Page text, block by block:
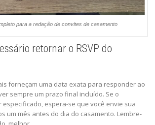
para a redação de convites de casamento
retornar o RSVP do
forneçam uma data exata para responder ao
sempre um prazo final incluído. Se o
especificado, espera-se que você envie sua
um mês antes do dia do casamento. Lembre-